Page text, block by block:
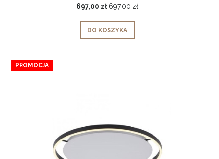
697,00 zł 697,00 zł
DO KOSZYKA
PROMOCJA